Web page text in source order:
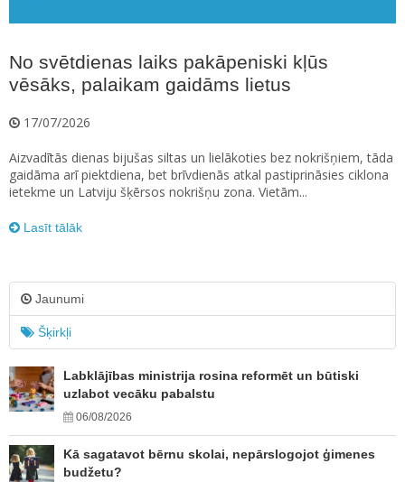
No svētdienas laiks pakāpeniski kļūs
vēsāks, palaikam gaidāms lietus
17/07/2026
Aizvadītās dienas bijušas siltas un lielākoties bez nokrišņiem, tāda
gaidāma arī piektdiena, bet brīvdienās atkal pastiprināsies ciklona
ietekme un Latviju šķērsos nokrišņu zona. Vietām...
Lasīt tālāk
Jaunumi
Šķirkļi
Labklājības ministrija rosina reformēt un būtiski
uzlabot vecāku pabalstu
06/08/2026
Kā sagatavot bērnu skolai, nepārslogojot ģimenes
budžetu?